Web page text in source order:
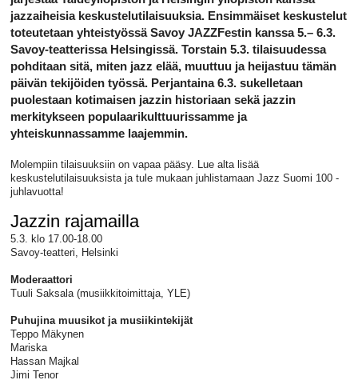
jazzaiheisia keskustelutilaisuuksia. Ensimmäiset keskustelut
toteutetaan yhteistyössä Savoy JAZZFestin kanssa 5.– 6.3.
Savoy-teatterissa Helsingissä. Torstain 5.3. tilaisuudessa
pohditaan sitä, miten jazz elää, muuttuu ja heijastuu tämän
päivän tekijöiden työssä. Perjantaina 6.3. sukelletaan
puolestaan kotimaisen jazzin historiaan sekä jazzin
merkitykseen populaarikulttuurissamme ja
yhteiskunnassamme laajemmin.
Molempiin tilaisuuksiin on vapaa pääsy. Lue alta lisää
keskustelutilaisuuksista ja tule mukaan juhlistamaan Jazz Suomi 100 -
juhlavuotta!
Jazzin rajamailla
5.3. klo 17.00-18.00
Savoy-teatteri, Helsinki
Moderaattori
Tuuli Saksala (musiikkitoimittaja, YLE)
Puhujina muusikot ja musiikintekijät
Teppo Mäkynen
Mariska
Hassan Majkal
Jimi Tenor